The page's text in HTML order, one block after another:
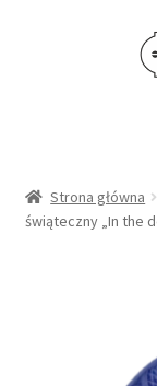
OBRAZY
Strona główna
świąteczny „In the